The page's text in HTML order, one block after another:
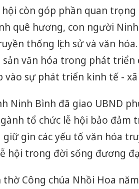
còn góp phần quan
quê hương, con người
thống lịch sử và văn
văn hóa trong phát triển
vào sự phát triển kinh tế -
Ninh Bình đã giao UBND
tổ chức lễ hội bảo đảm
gìn các yếu tố văn hóa
hội trong đời sống đương
Công chúa Nhồi Hoa